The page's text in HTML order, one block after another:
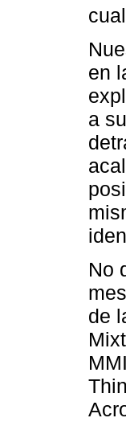
en
a
No
de